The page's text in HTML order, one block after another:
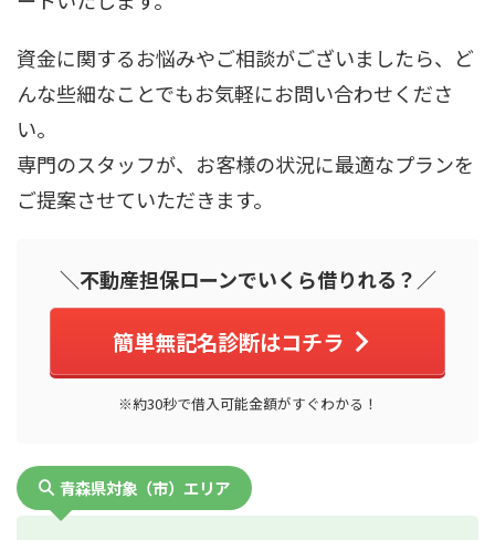
資金に関するお悩みやご相談がございましたら、ど
んな些細なことでもお気軽にお問い合わせくださ
い。
専門のスタッフが、お客様の状況に最適なプランを
ご提案させていただきます。
＼不動産担保ローンでいくら借りれる？／
簡単無記名診断はコチラ
※約30秒で借入可能金額がすぐわかる！
青森県対象（市）エリア